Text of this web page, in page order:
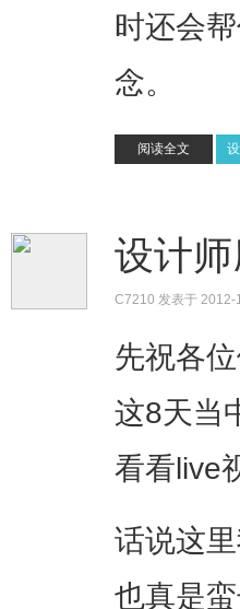
时还会
念。
阅读全文
设计
C7210 发表于 2012-
先祝各
这8天当
看看live
话说这
也真是